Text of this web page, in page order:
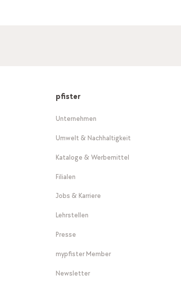
pfister
Unternehmen
Umwelt & Nachhaltigkeit
Kataloge & Werbemittel
Filialen
Jobs & Karriere
Lehrstellen
Presse
mypfister Member
Newsletter